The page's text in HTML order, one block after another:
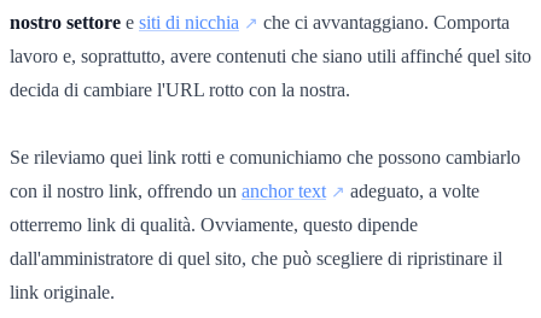
nostro settore e siti di nicchia
che ci avvantaggiano. Comporta
lavoro e, soprattutto, avere contenuti che siano utili affinché quel sito
decida di cambiare l'URL rotto con la nostra.
Se rileviamo quei link rotti e comunichiamo che possono cambiarlo
con il nostro link, offrendo un anchor text
adeguato, a volte
otterremo link di qualità. Ovviamente, questo dipende
dall'amministratore di quel sito, che può scegliere di ripristinare il
link originale.